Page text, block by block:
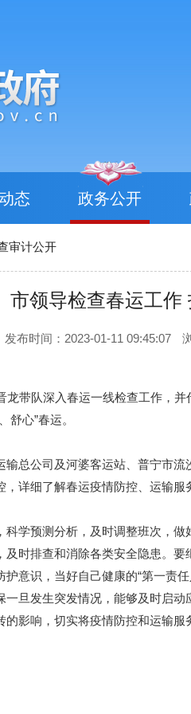
态 政务公开
审计公开
市领导检查春运工作
发布时间：2023-01-11 09:45:07
队深入春运一线检查工作，并
心”春运。
公司及河婆客运站、普宁市流
详细了解春运疫情防控、运输
预测分析，及时调整班次，做
时排查和消除各类安全隐患。
意识，当好自己健康的“第一责
旦发生突发情况，能够及时启
影响，切实将疫情防控和运输